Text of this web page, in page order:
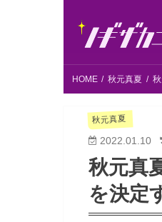
HOME 秋元真夏
秋元真夏
2022.01.10
秋元真
を決定